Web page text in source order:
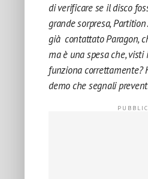
di verificare se il disco
grande sorpresa,
già contattato Paragon,
ma è una spesa che,
funziona correttamente?
demo che segnali